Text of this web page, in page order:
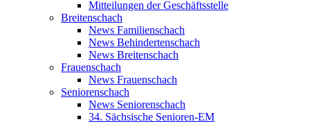
Mitteilungen der Geschäftsstelle
Breitenschach
News Familienschach
News Behindertenschach
News Breitenschach
Frauenschach
News Frauenschach
Seniorenschach
News Seniorenschach
34. Sächsische Senioren-EM